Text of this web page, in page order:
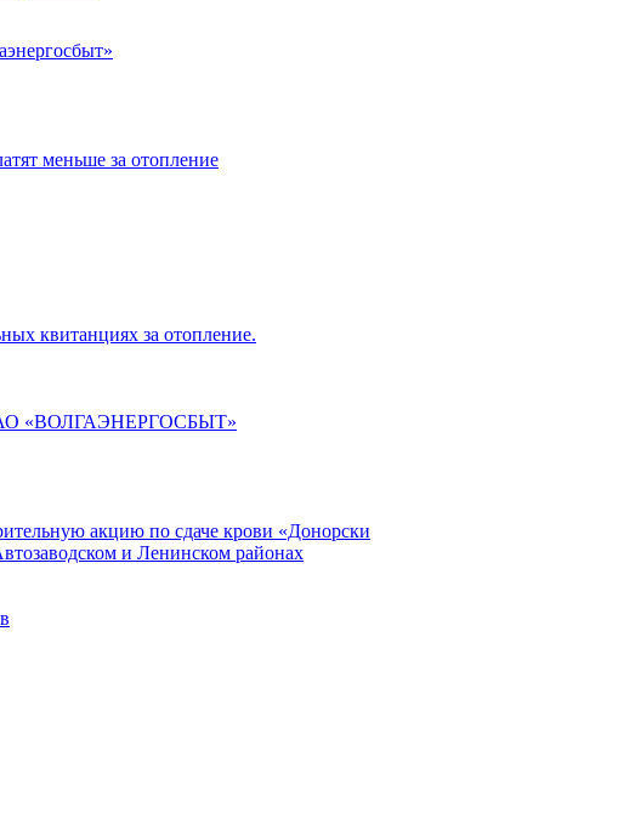
меньше за отопление
квитанциях за отопление.
«ВОЛГАЭНЕРГОСБЫТ»
акцию по сдаче крови «Донорски
и Ленинском районах